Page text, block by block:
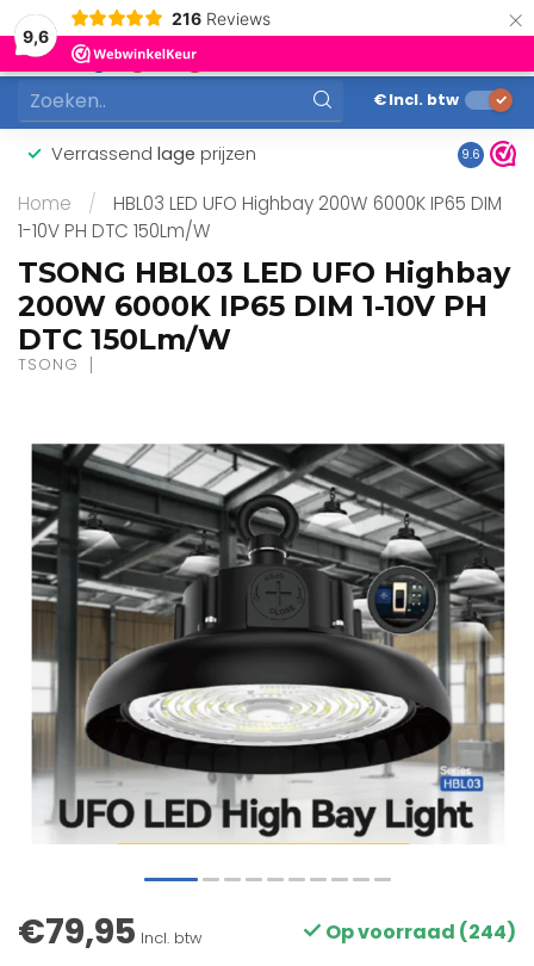
9,6
216 Reviews ×
MENU
0
€Incl. btw
Verrassend lage prijzen 9.6
Home /
HBL03 LED UFO Highbay 200W 6000K IP65 DIM
1-10V PH DTC 150Lm/W
TSONG HBL03 LED UFO Highbay
200W 6000K IP65 DIM 1-10V PH
DTC 150Lm/W
TSONG
€79,95 Incl. btw Op voorraad (244)